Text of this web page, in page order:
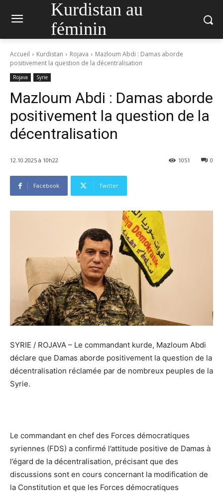
Kurdistan au
féminin
Accueil Kurdistan Rojava
Mazloum Abdi : Damas aborde
positivement la question de la décentralisation
Rojava Syrie
Mazloum Abdi : Damas aborde
positivement la question de la
décentralisation
12.10.2025 à 10h22 0
1051
Facebook Twitter
SYRIE / ROJAVA – Le commandant kurde, Mazloum Abdi
déclare que Damas aborde positivement la question de la
décentralisation réclamée par de nombreux peuples de la
Syrie.
Le commandant en chef des Forces démocratiques
syriennes (FDS) a confirmé l’attitude positive de Damas à
l’égard de la décentralisation, précisant que des
discussions sont en cours concernant la modification de
la Constitution et que les Forces démocratiques